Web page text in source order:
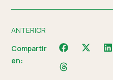
ANTERIOR
Compartir
en: